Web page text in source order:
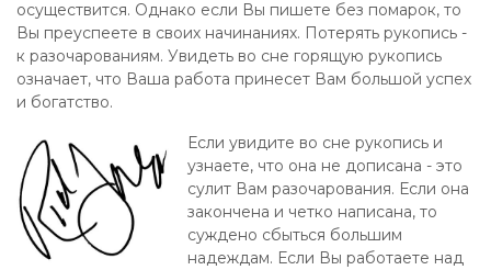
осуществится. Однако если Вы пишете без помарок, то
Вы преуспеете в своих начинаниях. Потерять рукопись -
к разочарованиям. Увидеть во сне горящую рукопись
означает, что Ваша работа принесет Вам большой успех
и богатство.
Если увидите во сне рукопись и
узнаете, что она не дописана - это
сулит Вам разочарования. Если она
закончена и четко написана, то
суждено сбыться большим
надеждам. Если Вы работаете над